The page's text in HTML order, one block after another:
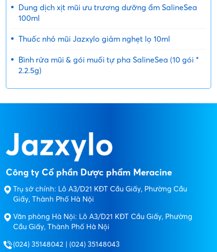
Dung dịch xịt mũi ưu trương dưỡng ẩm SalineSea
100ml
Thuốc nhỏ mũi Jazxylo giảm nghẹt lọ 10ml
Bình rửa mũi & gói muối tự pha SalineSea (10 gói *
2.2.5g)
Công ty Cổ phần Dược phẩm Meracine
Trụ sở chính: Lô A3/D21 KĐT Cầu Giấy, Phường Cầu
Giấy, Thành Phố Hà Nội
Văn phòng Hà Nội: Lô A3/D21 KĐT Cầu Giấy, Phường
Cầu Giấy, Thành Phố Hà Nội
(024) 35148042 | (024) 35148043